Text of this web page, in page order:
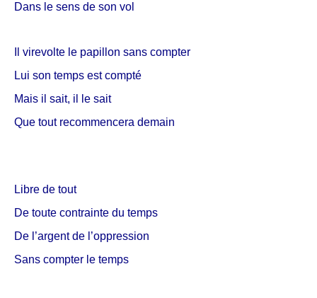
Dans le sens de son vol
Il virevolte le papillon sans compter
Lui son temps est compté
Mais il sait, il le sait
Que tout recommencera demain
Libre de tout
De toute contrainte du temps
De l’argent de l’oppression
Sans compter le temps